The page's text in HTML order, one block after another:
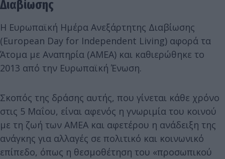
Διαβίωσης
Η Ευρωπαϊκή Ημέρα Ανεξάρτητης Διαβίωσης
(European Day for Independent Living) αφορά τα
Άτομα με Αναπηρία (ΑΜΕΑ) και καθιερώθηκε το
2013 από την Ευρωπαϊκή Ένωση.
Σκοπός της δράσης αυτής, που γίνεται κάθε χρόνο
στις 5 Μαΐου, είναι αφενός η γνωριμία του κοινού
με τη ζωή των ΑΜΕΑ και αφετέρου η ανάδειξη της
ανάγκης για αλλαγές σε πολιτικό και κοινωνικό
επίπεδο, όπως η θεσμοθέτηση του «προσωπικού